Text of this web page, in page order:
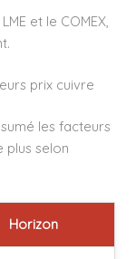
et le COMEX,
prix cuivre
les facteurs
plus selon
Horizon